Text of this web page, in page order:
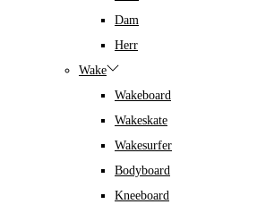
Dam
Herr
Wake
Wakeboard
Wakeskate
Wakesurfer
Bodyboard
Kneeboard